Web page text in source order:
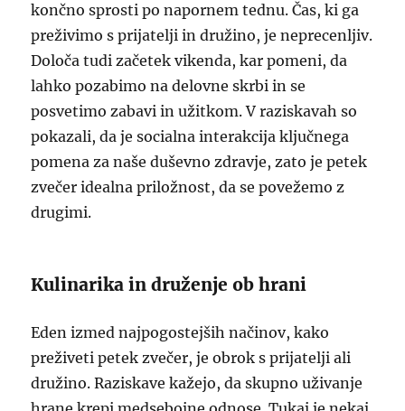
končno sprosti po napornem tednu. Čas, ki ga
preživimo s prijatelji in družino, je neprecenljiv.
Določa tudi začetek vikenda, kar pomeni, da
lahko pozabimo na delovne skrbi in se
posvetimo zabavi in užitkom. V raziskavah so
pokazali, da je socialna interakcija ključnega
pomena za naše duševno zdravje, zato je petek
zvečer idealna priložnost, da se povežemo z
drugimi.
Kulinarika in druženje ob hrani
Eden izmed najpogostejših načinov, kako
preživeti petek zvečer, je obrok s prijatelji ali
družino. Raziskave kažejo, da skupno uživanje